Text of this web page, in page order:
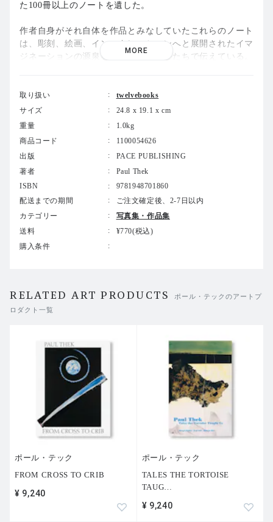
た100冊以上のノートを遺した。
作者自身がそれ自体を作品とみなしていたこれらのノート
は、彫刻、絵画、インスタレーションへと展開されたイマ
ジネーションの源泉を、比類のないかたちで伝えている。
水彩、リスト、走り書き、メモ、スケッチを通して、伝説
的なアーティストの内面の断片を垣間見せる、制作実践の
親密な側面に迫っている。
MORE
取り扱い
twelvebooks
サイズ
24.8 x 19.1 x cm
重量
1.0kg
商品コード
1100054626
出版
PACE PUBLISHING
著者
Paul Thek
ISBN
9781948701860
配送までの期間
ご注文確定後、2-7日以内
カテゴリー
写真集・作品集
送料
¥770(税込)
購入条件
RELATED ART PRODUCTS
ポール・テックのアートプ
ロダクト一覧
ポール・テック
FROM CROSS TO CRIB
¥ 9,240
ポール・テック
TALES THE TORTOISE
TAUG
¥ 9,240